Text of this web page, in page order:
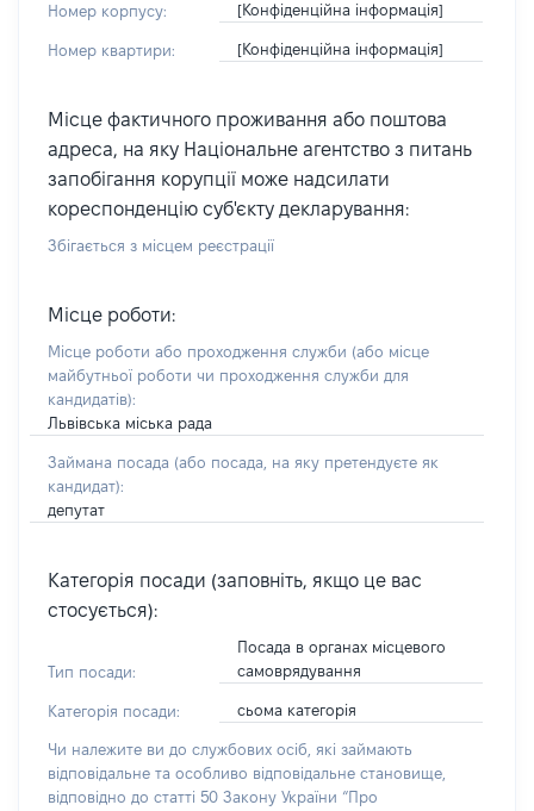
Номер корпусу: [Конфіденційна інформація]
Номер квартири: [Конфіденційна інформація]
Місце фактичного проживання або поштова
адреса, на яку Національне агентство з питань
запобігання корупції може надсилати
кореспонденцію суб'єкту декларування:
Збігається з місцем реєстрації
Місце роботи:
Місце роботи або проходження служби (або місце
майбутньої роботи чи проходження служби для
кандидатів):
Львівська міська рада
Займана посада (або посада, на яку претендуєте як
кандидат):
депутат
Категорія посади (заповніть, якщо це вас
стосується):
Тип посади:
Посада в органах місцевого
самоврядування
Категорія посади: сьома категорія
Чи належите ви до службових осіб, які займають
відповідальне та особливо відповідальне становище,
відповідно до статті 50 Закону України “Про